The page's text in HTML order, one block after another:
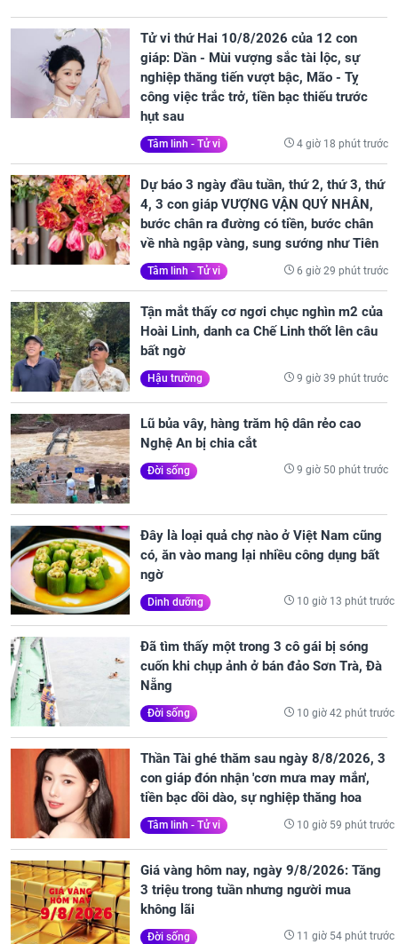
Tử vi thứ Hai 10/8/2026 của 12 con
giáp: Dần - Mùi vượng sắc tài lộc, sự
nghiệp thăng tiến vượt bậc, Mão - Tỵ
công việc trắc trở, tiền bạc thiếu trước
hụt sau
Tâm linh - Tử vi 4 giờ 18 phút trước
Dự báo 3 ngày đầu tuần, thứ 2, thứ 3, thứ
4, 3 con giáp VƯỢNG VẬN QUÝ NHÂN,
bước chân ra đường có tiền, bước chân
về nhà ngập vàng, sung sướng như Tiên
Tâm linh - Tử vi 6 giờ 29 phút trước
Tận mắt thấy cơ ngơi chục nghìn m2 của
Hoài Linh, danh ca Chế Linh thốt lên câu
bất ngờ
Hậu trường 9 giờ 39 phút trước
Lũ bủa vây, hàng trăm hộ dân rẻo cao
Nghệ An bị chia cắt
Đời sống 9 giờ 50 phút trước
Đây là loại quả chợ nào ở Việt Nam cũng
có, ăn vào mang lại nhiều công dụng bất
ngờ
Dinh dưỡng 10 giờ 13 phút trước
Đã tìm thấy một trong 3 cô gái bị sóng
cuốn khi chụp ảnh ở bán đảo Sơn Trà, Đà
Nẵng
Đời sống 10 giờ 42 phút trước
Thần Tài ghé thăm sau ngày 8/8/2026, 3
con giáp đón nhận 'cơn mưa may mắn',
tiền bạc dồi dào, sự nghiệp thăng hoa
Tâm linh - Tử vi 10 giờ 59 phút trước
Giá vàng hôm nay, ngày 9/8/2026: Tăng
3 triệu trong tuần nhưng người mua
không lãi
Đời sống 11 giờ 54 phút trước